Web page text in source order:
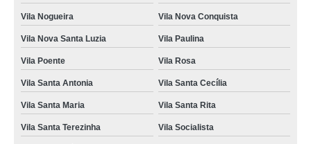
Vila Nogueira Vila Nova Conquista
Vila Nova Santa Luzia Vila Paulina
Vila Poente Vila Rosa
Vila Santa Antonia Vila Santa Cecília
Vila Santa Maria Vila Santa Rita
Vila Santa Terezinha Vila Socialista